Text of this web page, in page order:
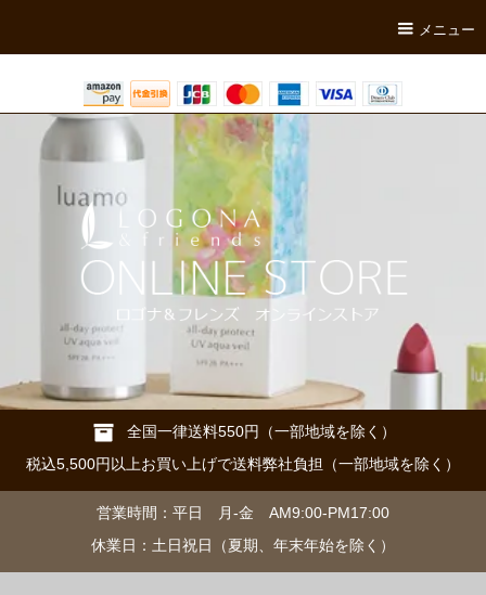
メニュー
全国一律送料550円（一部地域を除く）
税込5,500円以上お買い上げで送料弊社負担（一部地域を除く）
営業時間：平日 月-金 AM9:00-PM17:00
休業日：土日祝日（夏期、年末年始を除く）